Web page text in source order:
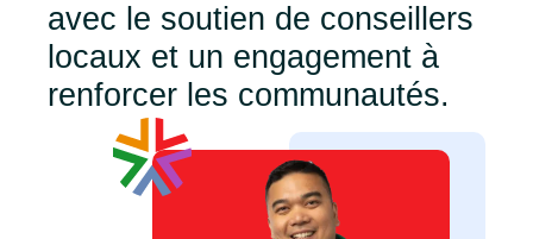
avec le soutien de conseillers
locaux et un engagement à
renforcer les communautés.